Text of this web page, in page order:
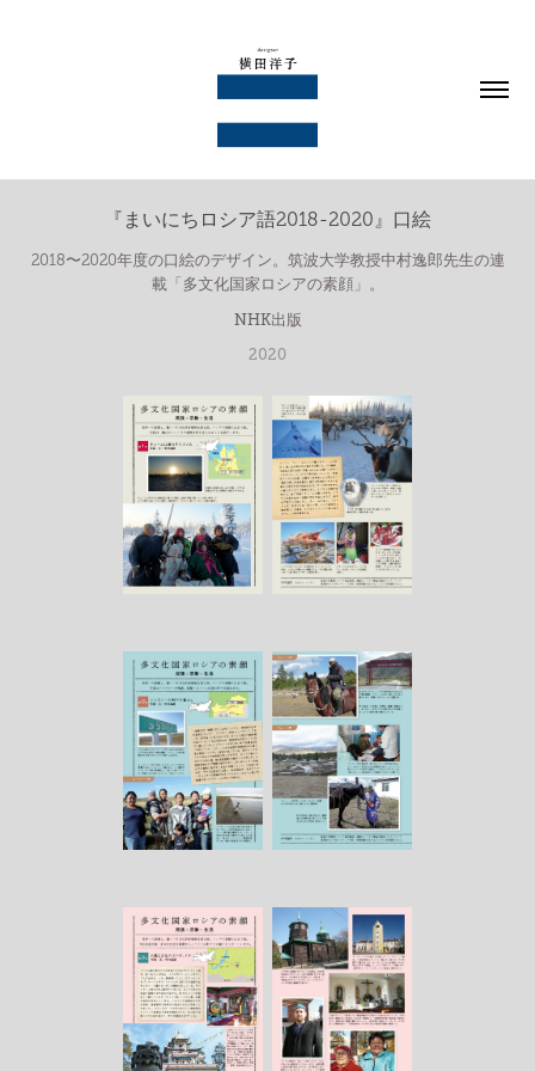
『まいにちロシア語2018-2020』口絵
2018〜2020年度の口絵のデザイン。筑波大学教授中村逸郎先生の連
載「多文化国家ロシアの素顔」。
NHK出版
2020